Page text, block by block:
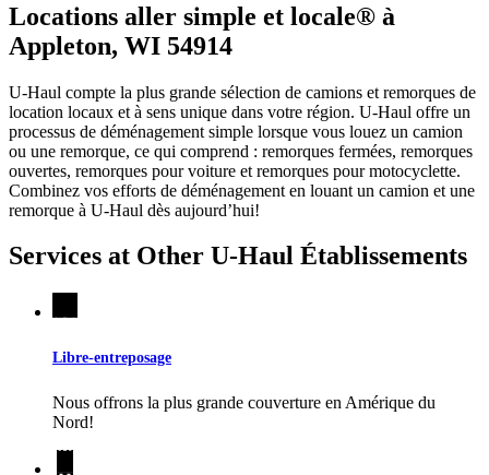
Locations aller simple et locale® à
Appleton, WI 54914
U-Haul compte la plus grande sélection de camions et remorques de
location locaux et à sens unique dans votre région. U-Haul offre un
processus de déménagement simple lorsque vous louez un camion
ou une remorque, ce qui comprend : remorques fermées, remorques
ouvertes, remorques pour voiture et remorques pour motocyclette.
Combinez vos efforts de déménagement en louant un camion et une
remorque à U-Haul dès aujourd’hui!
Services at Other U-Haul Établissements
Libre-entreposage
Nous offrons la plus grande couverture en Amérique du
Nord!